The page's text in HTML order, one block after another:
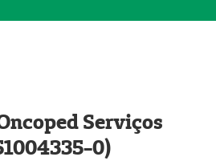
Serviços
0)